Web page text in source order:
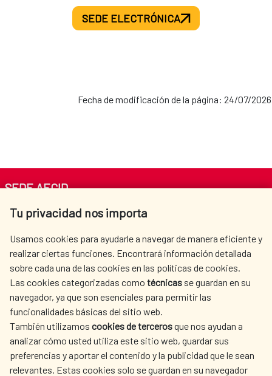
SEDE ELECTRÓNICA
Fecha de modificación de la página: 24/07/2026
Tu privacidad nos importa
Usamos cookies para ayudarle a navegar de manera eficiente y
realizar ciertas funciones. Encontrará información detallada
sobre cada una de las cookies en las políticas de cookies.
Las cookies categorizadas como técnicas se guardan en su
navegador, ya que son esenciales para permitir las
funcionalidades básicas del sitio web.
También utilizamos cookies de tercerosque nos ayudan a
analizar cómo usted utiliza este sitio web, guardar sus
preferencias y aportar el contenido y la publicidad que le sean
relevantes. Estas cookies solo se guardan en su navegador
SEDE AECID
Av. Reyes Católicos 4 - 28040 Madrid
centro.informacion@aecid.es
LA AECID
DÓNDE COOPERAMOS
ACCIÓN HUMANITARIA
SALA DE PRENSA
CULTURA Y CIENCIA
BIBLIOTECA